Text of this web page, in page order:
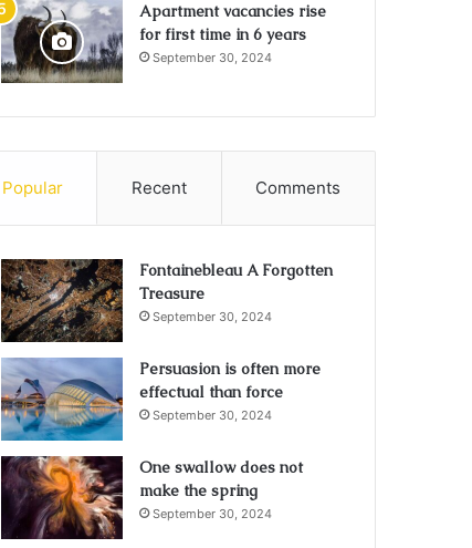
Apartment vacancies rise
for first time in 6 years
September 30, 2024
Popular Recent Comments
Fontainebleau A Forgotten
Treasure
September 30, 2024
Persuasion is often more
effectual than force
September 30, 2024
One swallow does not
make the spring
September 30, 2024